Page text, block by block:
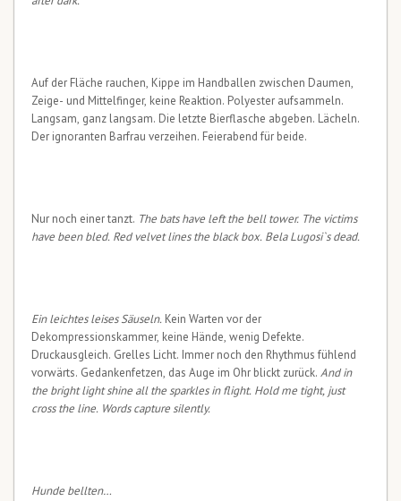
Auf der Fläche rauchen, Kippe im Handballen zwischen Daumen,
Zeige- und Mittelfinger, keine Reaktion. Polyester aufsammeln.
Langsam, ganz langsam. Die letzte Bierflasche abgeben. Lächeln.
Der ignoranten Barfrau verzeihen. Feierabend für beide.
Nur noch einer tanzt. The bats have left the bell tower. The victims
have been bled. Red velvet lines the black box. Bela Lugosi`s dead.
Ein leichtes leises Säuseln.Kein Warten vor der
Dekompressionskammer, keine Hände, wenig Defekte.
Druckausgleich. Grelles Licht. Immer noch den Rhythmus fühlend
vorwärts. Gedankenfetzen, das Auge im Ohr blickt zurück. And in
the bright light shine all the sparkles in flight. Hold me tight, just
cross the line. Words capture silently.
Hunde bellten…